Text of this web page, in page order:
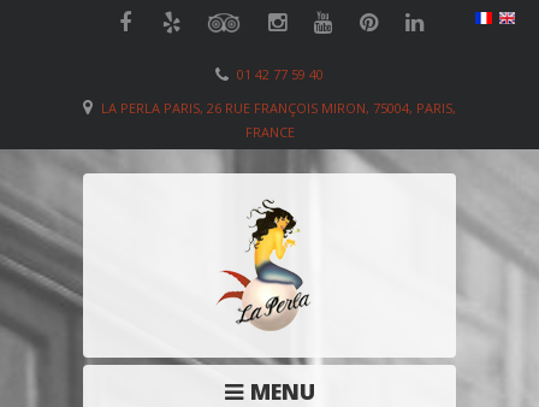
01 42 77 59 40
LA PERLA PARIS, 26 RUE FRANÇOIS MIRON, 75004, PARIS,
FRANCE
MENU